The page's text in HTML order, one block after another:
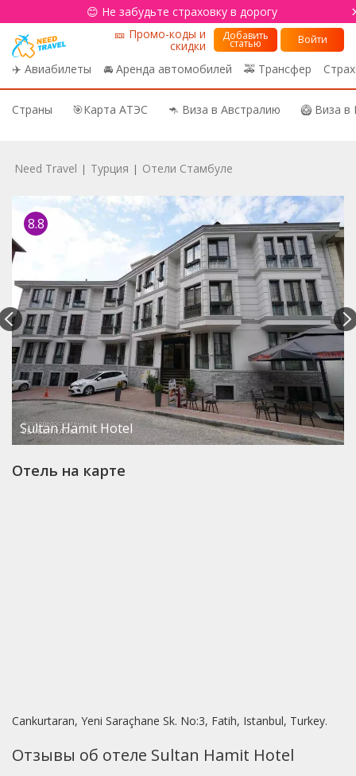
😊 Не забудьте страховку в дорогу
✈️ Авиабилеты 🚘 Аренда автомобилей 🚕 Трансфер
🎫 Промо-коды и
скидки
Добавить
статью Войти
Страны 🎯Карта АТЭС 🦘 Виза в Австралию 🥝 Виза
Need Travel | Турция | Отели Стамбуле
8.8
Sultan Hamit Hotel
Отель на карте
Cankurtaran, Yeni Saraçhane Sk. No:3, Fatih, Istanbul, Turkey.
Отзывы об отеле Sultan Hamit Hotel